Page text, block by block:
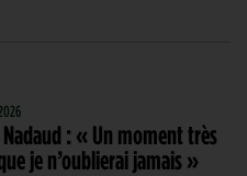
Nadaud : « Un moment très
je n’oublierai jamais »